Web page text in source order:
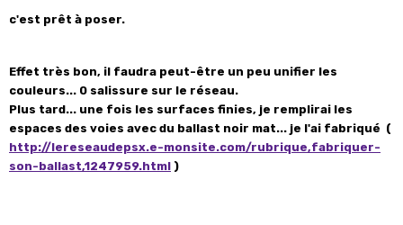
c'est prêt à poser.
Effet très bon, il faudra peut-être un peu unifier les
couleurs... 0 salissure sur le réseau.
Plus tard... une fois les surfaces finies, je remplirai les
espaces des voies avec du ballast noir mat... je l'ai fabriqué (
http://lereseaudepsx.e-monsite.com/rubrique,fabriquer-
son-ballast,1247959.html )